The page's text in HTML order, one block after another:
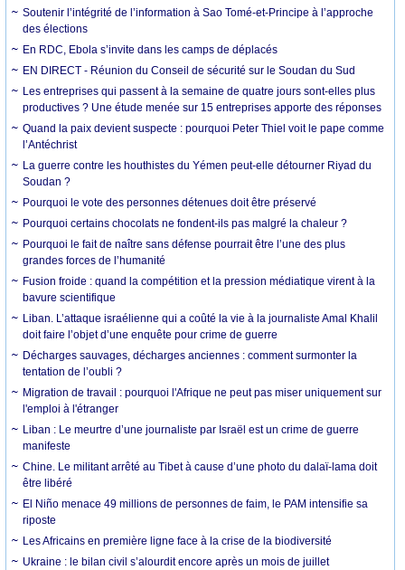
Soutenir l’intégrité de l’information à Sao Tomé-et-Principe à l’approche
des élections
En RDC, Ebola s’invite dans les camps de déplacés
EN DIRECT - Réunion du Conseil de sécurité sur le Soudan du Sud
Les entreprises qui passent à la semaine de quatre jours sont-elles plus
productives ? Une étude menée sur 15 entreprises apporte des réponses
Quand la paix devient suspecte : pourquoi Peter Thiel voit le pape comme
l’Antéchrist
La guerre contre les houthistes du Yémen peut-elle détourner Riyad du
Soudan ?
Pourquoi le vote des personnes détenues doit être préservé
Pourquoi certains chocolats ne fondent-ils pas malgré la chaleur ?
Pourquoi le fait de naître sans défense pourrait être l’une des plus
grandes forces de l’humanité
Fusion froide : quand la compétition et la pression médiatique virent à la
bavure scientifique
Liban. L’attaque israélienne qui a coûté la vie à la journaliste Amal Khalil
doit faire l’objet d’une enquête pour crime de guerre
Décharges sauvages, décharges anciennes : comment surmonter la
tentation de l’oubli ?
Migration de travail : pourquoi l'Afrique ne peut pas miser uniquement sur
l'emploi à l'étranger
Liban : Le meurtre d’une journaliste par Israël est un crime de guerre
manifeste
Chine. Le militant arrêté au Tibet à cause d’une photo du dalaï-lama doit
être libéré
El Niño menace 49 millions de personnes de faim, le PAM intensifie sa
riposte
Les Africains en première ligne face à la crise de la biodiversité
Ukraine : le bilan civil s’alourdit encore après un mois de juillet